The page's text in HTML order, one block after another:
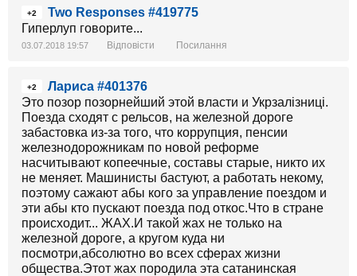
+2
Two Responses #419775
Гиперлуп говорите...
03.07.2018 19:57 Відповісти Посилання
+2
Лариса #401376
Это позор позорнейший этой власти и Укрзалiзницi.
Поезда сходят с рельсов, на железной дороге
забастовка из-за того, что коррупция, пенсии
железнодорожникам по новой реформе
насчитывают копеечные, составы старые, никто их
не меняет. Машинисты бастуют, а работать некому,
поэтому сажают абы кого за управление поездом и
эти абы кто пускают поезда под откос.Что в стране
происходит... ЖАХ.И такой жах не только на
железной дороге, а кругом куда ни
посмотри,абсолютно во всех сферах жизни
общества.Этот жах породила эта сатанинская